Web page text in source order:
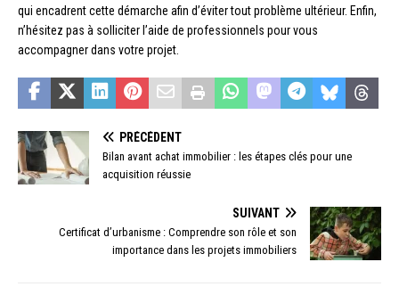
qui encadrent cette démarche afin d’éviter tout problème ultérieur. Enfin,
n’hésitez pas à solliciter l’aide de professionnels pour vous
accompagner dans votre projet.
PRÉCÉDENT
Bilan avant achat immobilier : les étapes clés pour une
acquisition réussie
SUIVANT
Certificat d’urbanisme : Comprendre son rôle et son
importance dans les projets immobiliers